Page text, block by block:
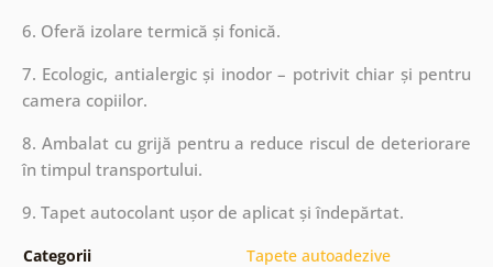
6. Oferă izolare termică și fonică.
7. Ecologic, antialergic și inodor – potrivit chiar și pentru
camera copiilor.
8. Ambalat cu grijă pentru a reduce riscul de deteriorare
în timpul transportului.
9. Tapet autocolant ușor de aplicat și îndepărtat.
Categorii Tapete autoadezive